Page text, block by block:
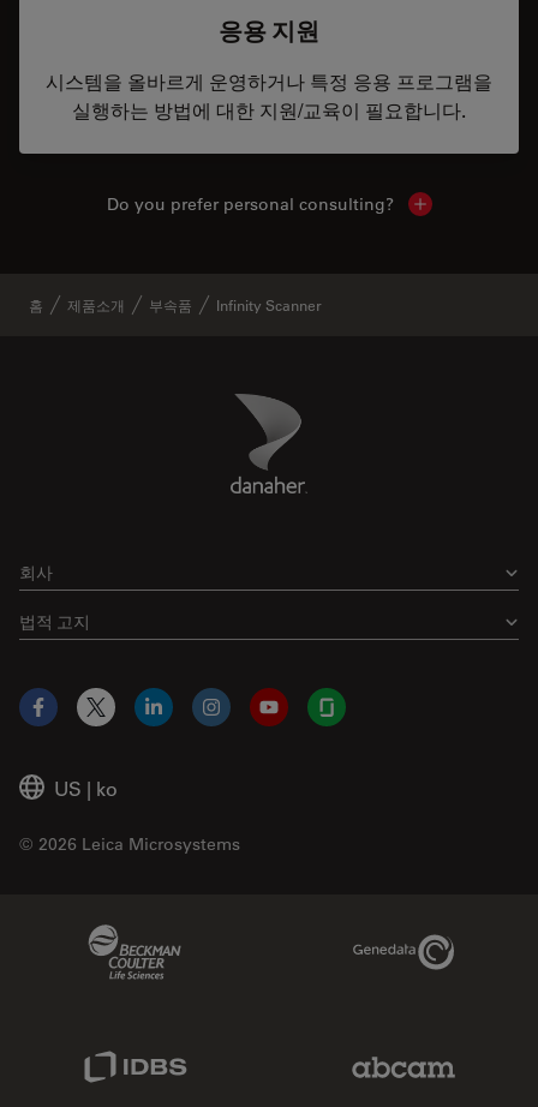
응용 지원
시스템을 올바르게 운영하거나 특정 응용 프로그램을
실행하는 방법에 대한 지원/교육이 필요합니다.
Do you prefer personal consulting? Show local
홈 제품소개 부속품 Infinity Scanner
Danaher Logo
회사
법적 고지
US | ko
© 2026 Leica Microsystems
Facebook
X LinkedInInstagramYouTubeGlassdoor
Genedata Link